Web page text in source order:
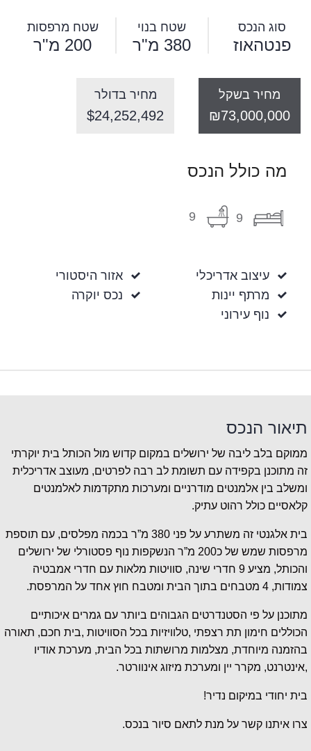
סוג הנכס
פנטהאוז
שטח בנוי
380 מ"ר
שטח מרפסות
200 מ"ר
מחיר בשקל
₪73,000,000
מחיר בדולר
$24,252,492
מה כולל הנכס
9
9
עיצוב אדריכלי
מרתף יינות
נוף עירוני
אזור היסטורי
נכס יוקרה
תיאור הנכס
ממוקם בלב ליבה של ירושלים במקום קדוש מול הכותל בית יוקרתי
זה מתוכנן בקפידה עם תשומת לב רבה לפרטים, מעוצב אדריכלית
ומשלב בין אלמנטים מודרניים ומערכות מתקדמות לאלמנטים
קלאסיים כולל רהוט עתיק.
בית אלגנטי זה משתרע על פני 380 מ”ר בכמה מפלסים, עם תוספת
מרפסות שמש של כ200 מ”ר הנשקפות נוף פסטורלי של ירושלים
והכותל, מציע 9 חדרי שינה, סוויטות מלאות עם חדרי אמבטיה
צמודות, 4 מטבחים בתוך הבית ומטבח חוץ אחד על המרפסת.
מתוכנן על פי הסטנדרטים הגבוהים ביותר עם גמרים איכותיים
הכוללים חימון תת רצפתי ,טלוויזיות בכל הסוויטות ,בית חכם, תאורה
בהזמנה מיוחדת, מצלמות מרושתות בכל הבית, מערכת אודיו
,אינטרנט, מקרר יין ומערכת מיזוג אינוורטר.
בית יחודי במיקום נדיר!
צרו איתנו קשר על מנת לתאם סיור בנכס.